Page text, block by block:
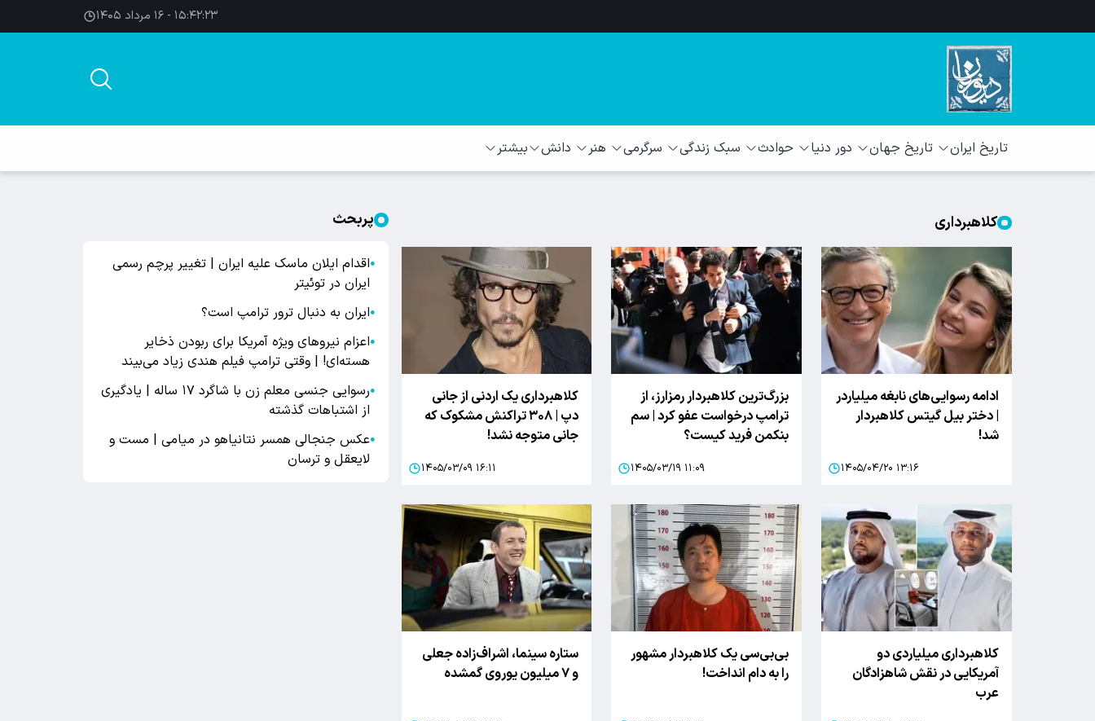
۱۵:۴۲:۲۳ - ۱۶ مرداد ۱۴۰۵
تاریخ ایران تاریخ جهان دور دنیا حوادث سبک زندگی سرگرمی هنر دانش بیشتر
کلاهبرداری
ادامه رسوایی‌های نابغه میلیاردر
| دختر بیل گیتس کلاهبردار
شد!
۱۴۰۵/۰۴/۲۰ ۱۳:۱۶
بزرگ‌ترین کلاهبردار رمزارز، از
ترامپ درخواست عفو کرد | سم
بنکمن فرید کیست؟
۱۴۰۵/۰۳/۱۹ ۱۱:۰۹
کلاهبرداری یک اردنی از جانی
دپ | ۳۰۸ تراکنش مشکوک که
جانی متوجه نشد!
۱۴۰۵/۰۳/۰۹ ۱۶:۱۱
کلاهبرداری میلیاردی دو
آمریکایی در نقش شاهزادگان
عرب
بی‌بی‌سی یک کلاهبردار مشهور
را به دام انداخت!
ستاره سینما، اشراف‌زاده جعلی
و ۷ میلیون یوروی گمشده
پربحث
●اقدام ایلان ماسک علیه ایران | تغییر پرچم رسمی
ایران در توئیتر
●ایران به دنبال ترور ترامپ است؟
●اعزام نیروهای ویژه آمریکا برای ربودن ذخایر
هسته‌ای! | وقتی ترامپ فیلم هندی زیاد می‌بیند
●
رسوایی جنسی معلم زن با شاگرد ۱۷ ساله | یادگیری
از اشتباهات گذشته
●عکس جنجالی همسر نتانیاهو در میامی | مست و
لایعقل و ترسان